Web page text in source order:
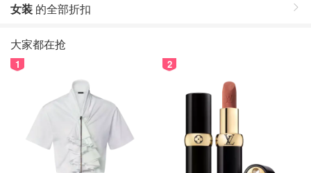
女装 的全部折扣
大家都在抢
1 2